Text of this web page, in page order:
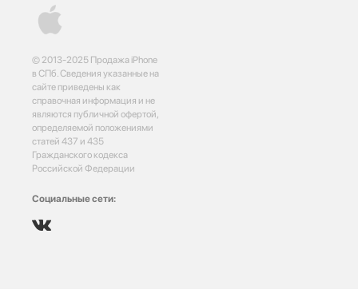
© 2013-2025 Продажа iPhone
в СПб. Сведения указанные на
сайте приведены как
справочная информация и не
являются публичной офертой,
определяемой положениями
статей 437 и 435
Гражданского кодекса
Российской Федерации
Социальные сети: